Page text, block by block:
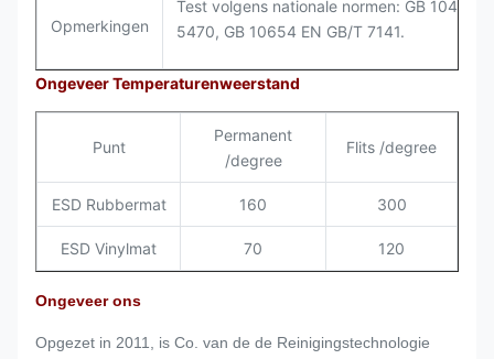
Opmerkingen
Test volgens nationale normen: GB 1040,
5470, GB 10654 EN GB/T 7141.
Ongeveer Temperaturenweerstand
Punt
Permanent
/degree
Flits /degree
ESD Rubbermat 160 300
ESD Vinylmat 70 120
Ongeveer ons
Opgezet in 2011, is Co. van de de Reinigingstechnologie